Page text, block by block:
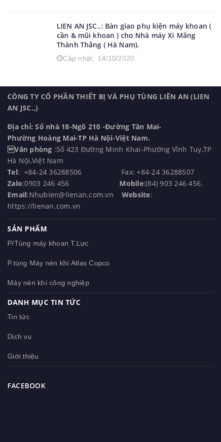
LIEN AN JSC..: Bàn giao phụ kiện máy khoan (
cần & mũi khoan ) cho Nhà máy Xi Măng
Thành Thắng ( Hà Nam).
Cập nhật, 14/10/2020
CÔNG TY CỔ PHẦN THIẾT BỊ VÀ PHỤ TÙNG LIÊN AN (LIEN
AN JSC.,)
Địa chỉ: Số nhà 18-Ngõ 210 -Đường Tân Mai-
Phường Hoàng Mai-TP Hà Nội-Việt Nam.
Văn phòng :Số 423 Đường Minh Khai-Phường Vĩnh Tuy,TP
Hà Nội,Việt Nam
Tel: +84-24 36288506 Fax: +84-24 36288507
Zalo:0903 246 456 Mobile:(84) 903 246 456.
Email:Nhubien@lienan.com.vn Website:
https://lienan.com.vn
SẢN PHẨM
P/Tùng máy khoan T.Lực
P.tùng Máy nén khí Atlas Copco
Máy nén khí công nghiệp
DANH MỤC TIN TỨC
Tin tức
Dịch vụ
Giới thiệu
FACEBOOK